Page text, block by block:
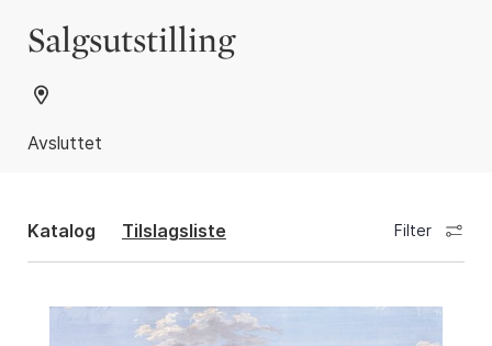
Salgsutstilling
Avsluttet
Katalog Tilslagsliste Filter